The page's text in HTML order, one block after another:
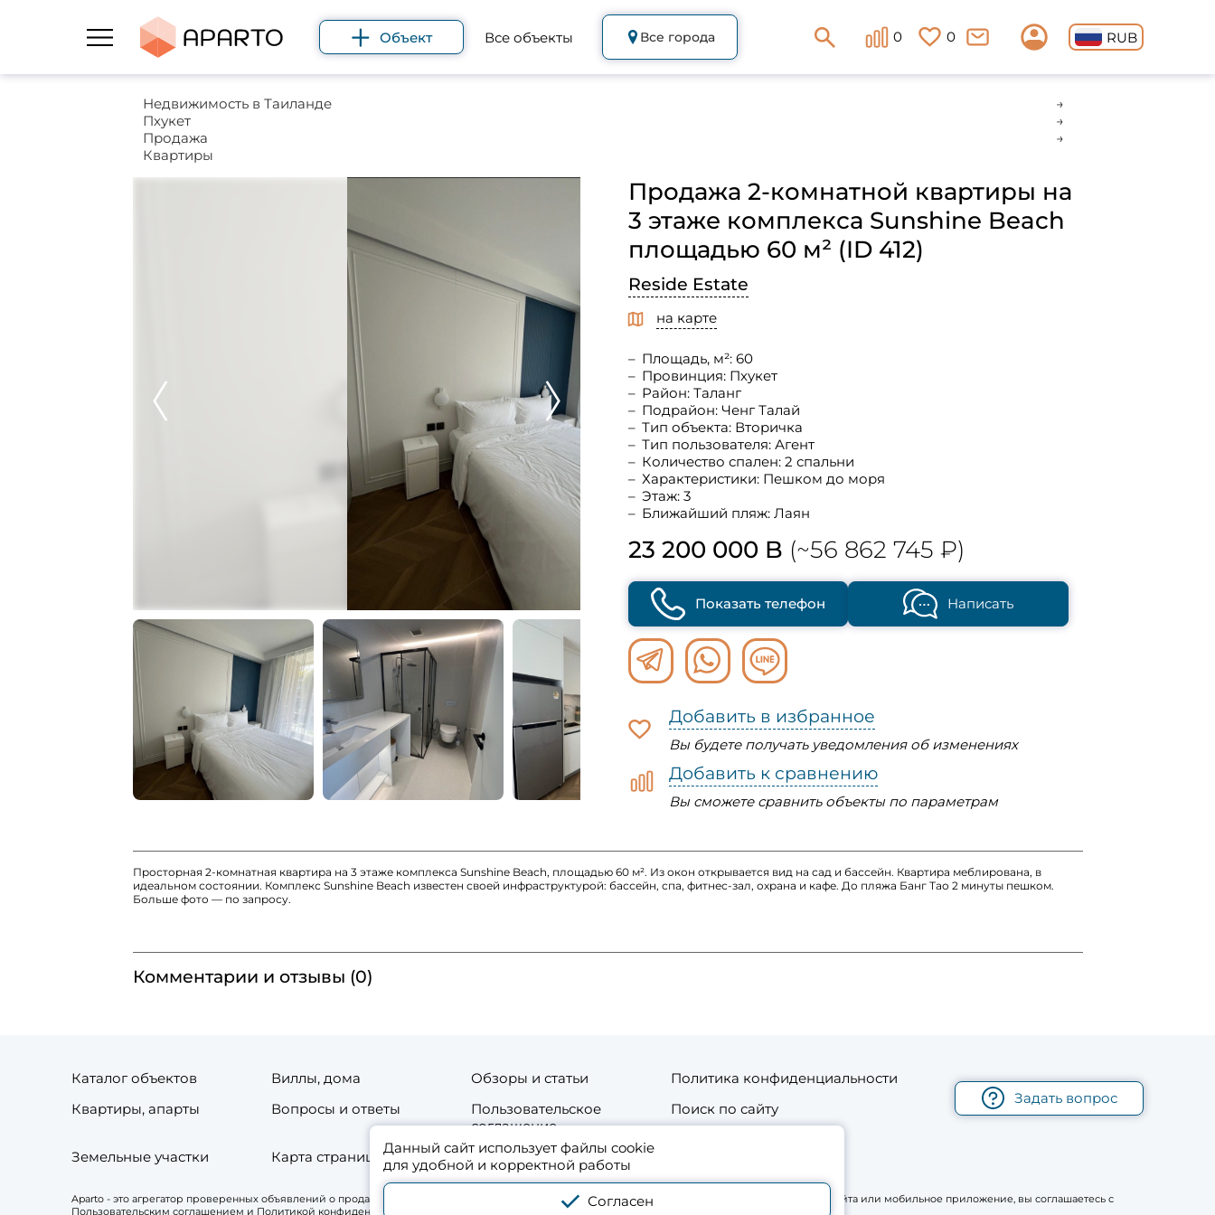
Объект Все объекты Все города 0 0 RUB
Недвижимость в Таиланде
Пхукет
Продажа
Квартиры
Продажа 2-комнатной квартиры на
3 этаже комплекса Sunshine Beach
площадью 60 м² (ID 412)
Reside Estate
на карте
Площадь, м²: 60
Провинция: Пхукет
Район: Таланг
Подрайон: Ченг Талай
Тип объекта: Вторичка
Тип пользователя: Агент
Количество спален: 2 спальни
Характеристики: Пешком до моря
Этаж: 3
Ближайший пляж: Лаян
23 200 000 B (~56 862 745 ₽)
Показать телефон Написать
Добавить в избранное
Вы будете получать уведомления об изменениях
Добавить к сравнению
Вы сможете сравнить объекты по параметрам
Просторная 2-комнатная квартира на 3 этаже комплекса Sunshine Beach, площадью 60 м². Из окон открывается вид на сад и бассейн. Квартира меблирована, в
идеальном состоянии. Комплекс Sunshine Beach известен своей инфраструктурой: бассейн, спа, фитнес-зал, охрана и кафе. До пляжа Банг Тао 2 минуты пешком.
Больше фото — по запросу.
Комментарии и отзывы (0)
Данный сайт использует файлы cookie
для удобной и корректной работы
Согласен
Каталог объектов Виллы, дома Обзоры и статьи
Политика конфиденциальности
Квартиры, апарты
Вопросы и ответы
Пользовательское
соглашение
Поиск по сайту
Земельные участки Карта страниц сайта Контакты
Задать вопрос
Aparto - это агрегатор проверенных объявлений о продаже и аренде жилой и коммерческой недвижимости в Таиланде. Используя платформу сайта или мобильное приложение, вы соглашаетесь с
Пользовательским соглашением и Политикой конфиденциальности проекта. Оплачивая услуги, вы принимаете Лицензионное соглашение.